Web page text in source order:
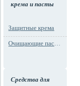
крема и пасты
Защитные крема
Очищающие пасты для рук
Средства для